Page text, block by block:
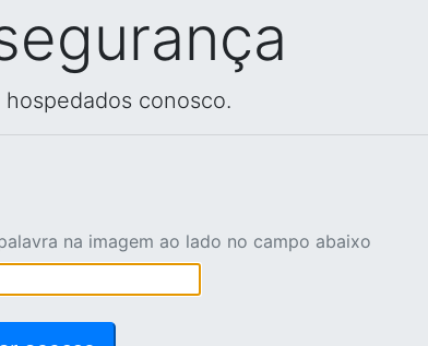
conosco.
na imagem ao lado no campo abaixo